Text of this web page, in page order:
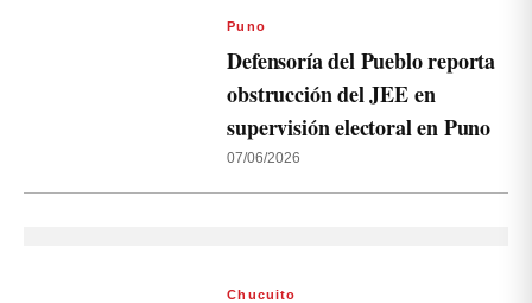
Puno
Defensoría del Pueblo reporta
obstrucción del JEE en
supervisión electoral en Puno
07/06/2026
Chucuito